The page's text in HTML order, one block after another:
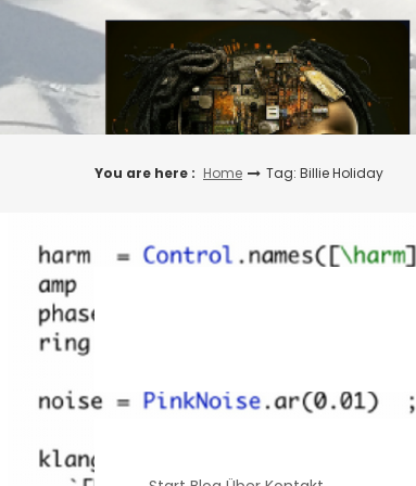
Skip
You are here : Home Tag: Billie Holiday